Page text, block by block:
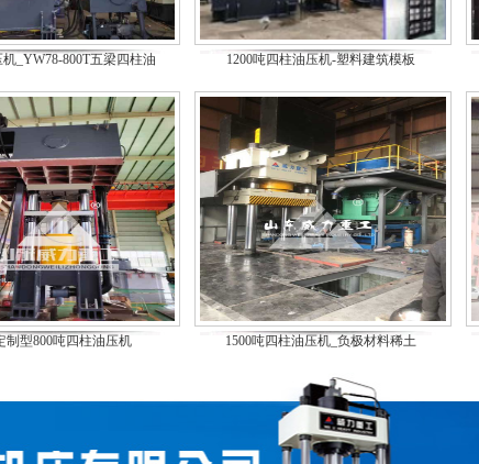
_YW78-800T五梁四柱油 1200吨四柱油压机-塑料建筑模板
制型800吨四柱油压机 1500吨四柱油压机_负极材料稀土